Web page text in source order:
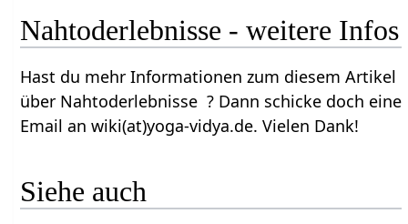
Nahtoderlebnisse - weitere Infos
Hast du mehr Informationen zum diesem Artikel
über Nahtoderlebnisse ? Dann schicke doch eine
Email an wiki(at)yoga-vidya.de. Vielen Dank!
Siehe auch